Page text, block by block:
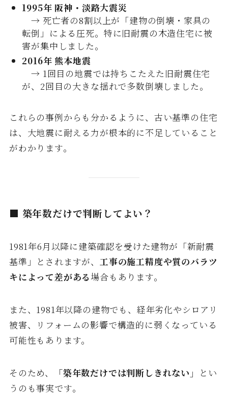
1995年 阪神・淡路大震災
→ 死亡者の8割以上が「建物の倒壊・家具の
転倒」による圧死。特に旧耐震の木造住宅に被
害が集中しました。
2016年 熊本地震
→ 1回目の地震では持ちこたえた旧耐震住宅
が、2回目の大きな揺れで多数倒壊しました。
これらの事例からも分かるように、古い基準の住宅
は、大地震に耐える力が根本的に不足していること
がわかります。
■ 築年数だけで判断してよい？
1981年6月以降に建築確認を受けた建物が「新耐震
基準」とされますが、 工事の施工精度や質のバラツ
キによって差がある 場合もあります。
また、1981年以降の建物でも、経年劣化やシロアリ
被害、リフォームの影響で構造的に弱くなっている
可能性もあります。
そのため、 「築年数だけでは判断しきれない」
とい
うのも事実です。